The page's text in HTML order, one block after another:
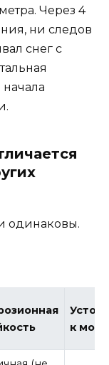
Через 4
ни следов
снег с
одинаковы.
к